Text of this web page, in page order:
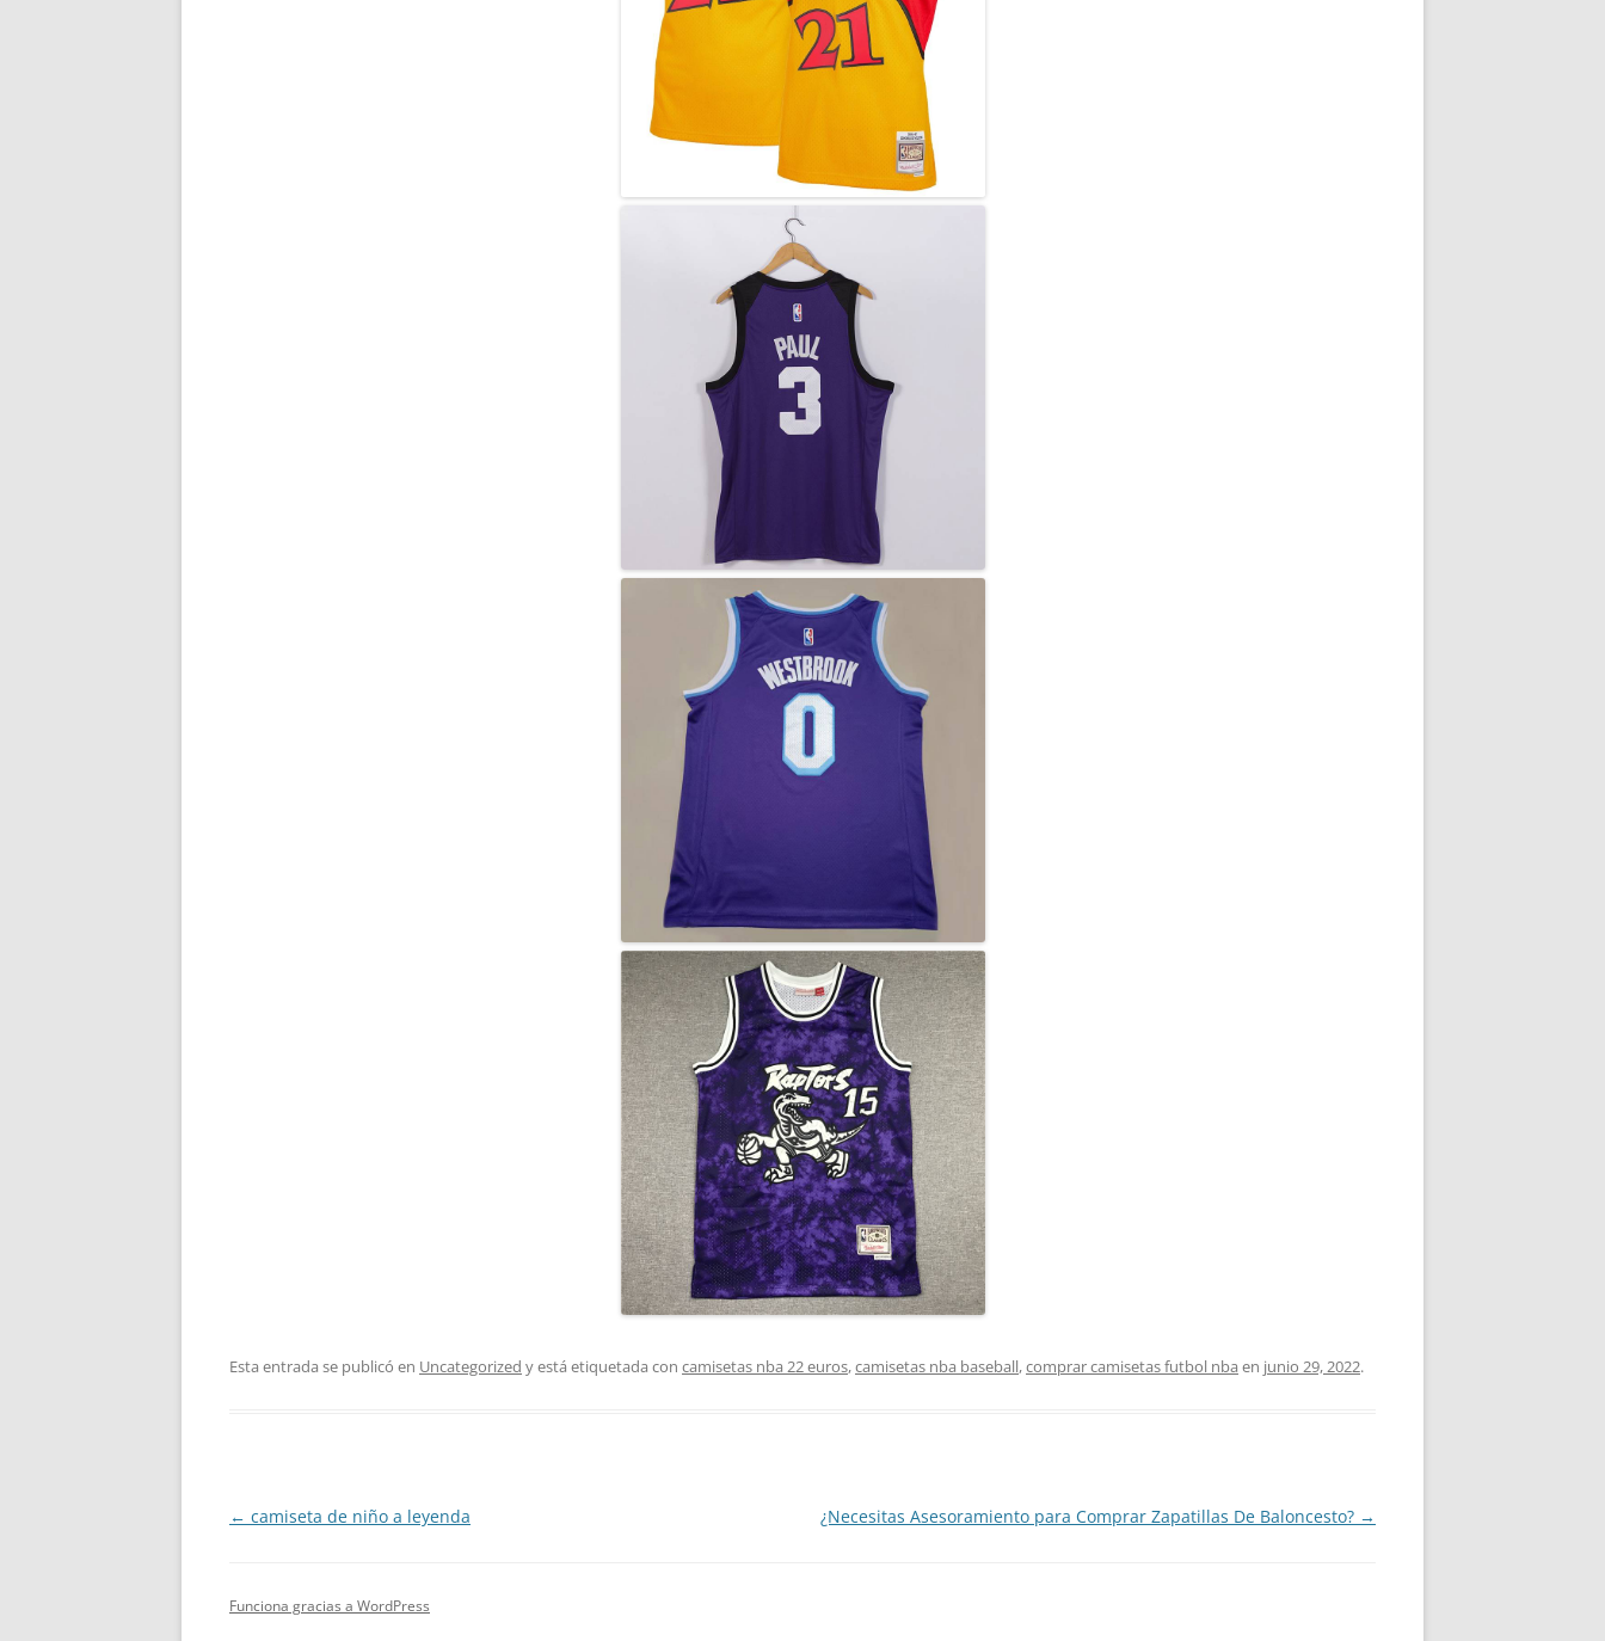
Esta entrada se publicó en Uncategorized y está etiquetada con camisetas nba 22 euros,camisetas nba baseball,comprar camisetas futbol nba en junio 29, 2022.
Navegación
← camiseta de niño a leyenda ¿Necesitas Asesoramiento para Comprar Zapatillas De Baloncesto? →
Funciona gracias a WordPress